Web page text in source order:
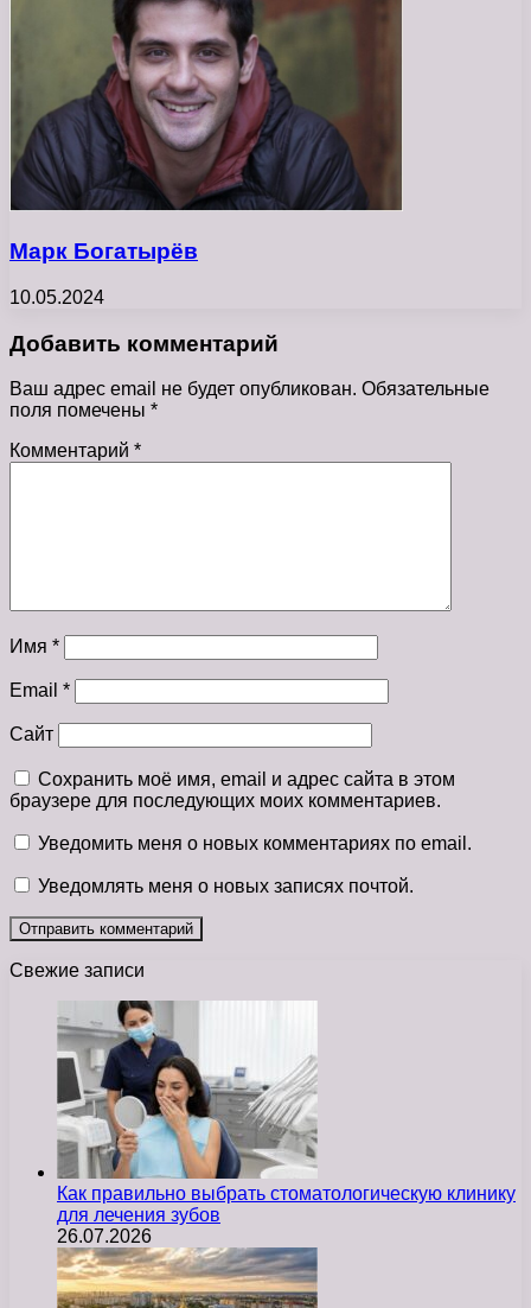
Марк Богатырёв
10.05.2024
Добавить комментарий
Ваш адрес email не будет опубликован. Обязательные
поля помечены *
Комментарий *
Имя *
Email *
Сайт
Сохранить моё имя, email и адрес сайта в этом
браузере для последующих моих комментариев.
Уведомить меня о новых комментариях по email.
Уведомлять меня о новых записях почтой.
Свежие записи
Как правильно выбрать стоматологическую клинику
для лечения зубов
26.07.2026